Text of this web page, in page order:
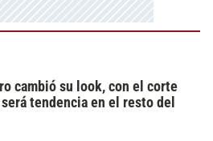
cambió su look, con el corte
tendencia en el resto del